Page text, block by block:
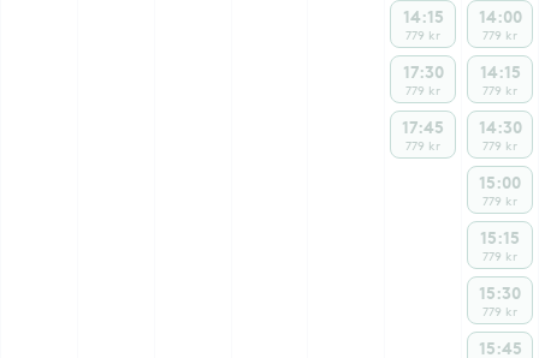
14:15
779 kr
17:30
779 kr
17:45
779 kr
14:00
779 kr
14:15
779 kr
14:30
779 kr
15:00
779 kr
15:15
779 kr
15:30
779 kr
15:45